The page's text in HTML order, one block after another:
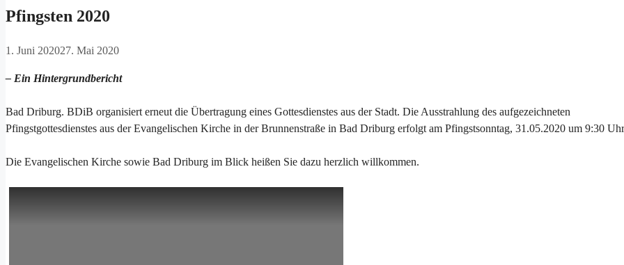
Pfingsten 2020
1. Juni 202027. Mai 2020
– Ein Hintergrundbericht
Bad Driburg. BDiB organisiert erneut die Übertragung eines Gottesdienstes aus der Stadt. Die Ausstrahlung des aufgezeichneten
Pfingstgottesdienstes aus der Evangelischen Kirche in der Brunnenstraße in Bad Driburg erfolgt am Pfingstsonntag, 31.05.2020 um 9:30
Die Evangelischen Kirche sowie Bad Driburg im Blick heißen Sie dazu herzlich willkommen.